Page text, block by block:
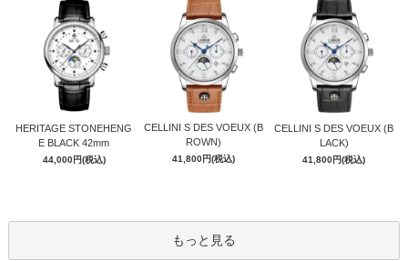
HERITAGE STONEHENG
E BLACK 42mm
44,000円(税込)
CELLINI S DES VOEUX (B
ROWN)
41,800円(税込)
CELLINI S DES VOEUX (B
LACK)
41,800円(税込)
もっと見る